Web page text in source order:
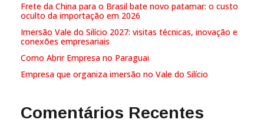
Frete da China para o Brasil bate novo patamar: o custo
oculto da importação em 2026
Imersão Vale do Silício 2027: visitas técnicas, inovação e
conexões empresariais
Como Abrir Empresa no Paraguai
Empresa que organiza imersão no Vale do Silício
Comentários Recentes